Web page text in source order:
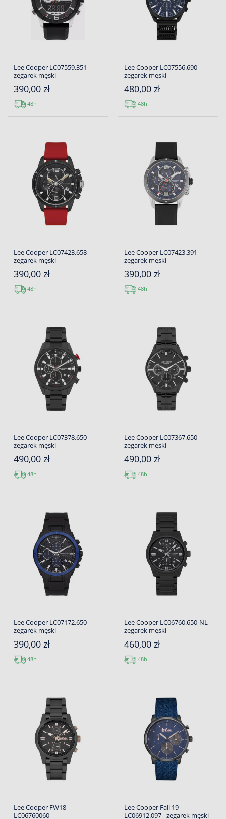
Lee Cooper LC07559.351 -
zegarek męski
390,00 zł
48h
Lee Cooper LC07556.690 -
zegarek męski
480,00 zł
48h
Lee Cooper LC07423.658 -
zegarek męski
390,00 zł
48h
Lee Cooper LC07423.391 -
zegarek męski
390,00 zł
48h
Lee Cooper LC07378.650 -
zegarek męski
490,00 zł
48h
Lee Cooper LC07367.650 -
zegarek męski
490,00 zł
48h
Lee Cooper LC07172.650 -
zegarek męski
390,00 zł
48h
Lee Cooper LC06760.650-NL -
zegarek męski
460,00 zł
48h
Lee Cooper FW18
LC06760060
Lee Cooper Fall 19
LC06912.097 - zegarek męski